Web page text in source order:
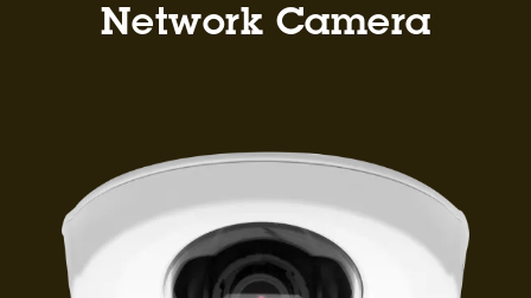
Network Camera